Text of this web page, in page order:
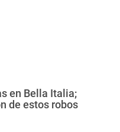
en Bella Italia;
de estos robos